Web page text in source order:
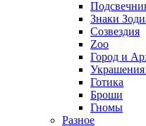
Знаки
Созвездия
Zoo
Город и
Украшения
Готика
Броши
Гномы
Разное